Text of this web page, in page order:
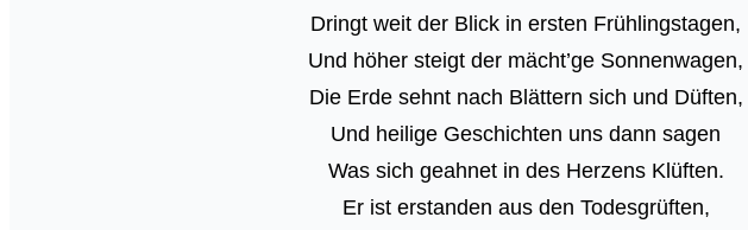
Dringt weit der Blick in ersten Frühlingstagen,
Und höher steigt der mächt’ge Sonnenwagen,
Die Erde sehnt nach Blättern sich und Düften,
Und heilige Geschichten uns dann sagen
Was sich geahnet in des Herzens Klüften.
Er ist erstanden aus den Todesgrüften,